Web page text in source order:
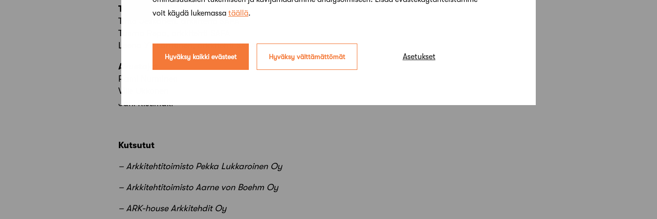
voit käydä lukemassa täällä.
Hyväksy kaikki evästeet Hyväksy välttämättömät Asetukset
Tekijät
Timo Jeskanen, arkkitehti SAFA
Tuomo Repo, arkkitehti SAFA
Leena Yli-Lonttinen, arkkitehti SAFA
Avustajat
Rami Nurminen
Ville Ukkonen
Jani Ristimäki
Kutsutut
– Arkkitehtitoimisto Pekka Lukkaroinen Oy
– Arkkitehtitoimisto Aarne von Boehm Oy
– ARK-house Arkkitehdit Oy